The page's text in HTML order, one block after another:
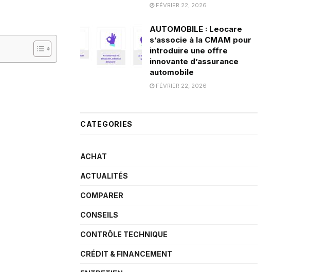
FÉVRIER 22, 2026
AUTOMOBILE : Leocare
s’associe à la CMAM pour
introduire une offre
innovante d’assurance
automobile
FÉVRIER 22, 2026
CATEGORIES
ACHAT
ACTUALITÉS
COMPARER
CONSEILS
CONTRÔLE TECHNIQUE
CRÉDIT & FINANCEMENT